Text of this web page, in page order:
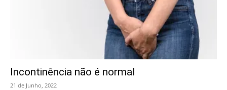
Incontinência não é normal
21 de Junho, 2022